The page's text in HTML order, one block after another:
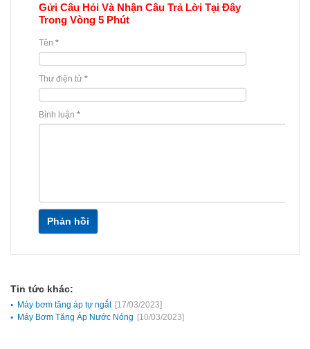
Gửi Câu Hỏi Và Nhận Câu Trả Lời Tại Đây
Trong Vòng 5 Phút
Tên *
Thư điện tử *
Bình luận *
Phản hồi
Tin tức khác:
Máy bơm tăng áp tự ngắt [17/03/2023]
Máy Bơm Tăng Áp Nước Nóng [10/03/2023]